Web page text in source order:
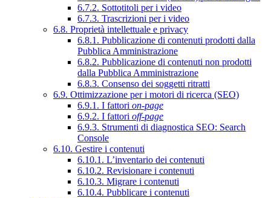
6.7.2. Sottotitoli per i video
6.7.3. Trascrizioni per i video
6.8. Proprietà intellettuale e privacy
6.8.1. Pubblicazione di contenuti prodotti dalla
Pubblica Amministrazione
6.8.2. Pubblicazione di contenuti non prodotti
dalla Pubblica Amministrazione
6.8.3. Consenso dei soggetti ritratti
6.9. Ottimizzazione per i motori di ricerca (SEO)
6.9.1. I fattori on-page
6.9.2. I fattori off-page
6.9.3. Strumenti di diagnostica SEO: Search
Console
6.10. Gestire i contenuti
6.10.1. L’inventario dei contenuti
6.10.2. Revisionare i contenuti
6.10.3. Migrare i contenuti
6.10.4. Pubblicare i contenuti